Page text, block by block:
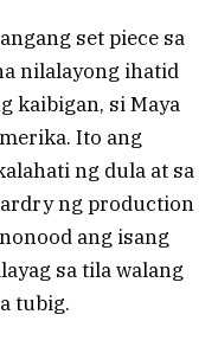
set piece sa
nilalayong ihatid
kaibigan, si Maya
Ito ang
ng dula at sa
ng production
ang isang
sa tila walang
tubig.